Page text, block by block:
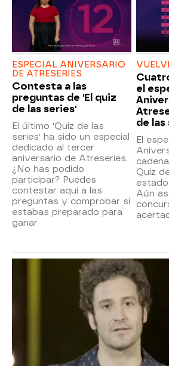
ESPECIAL ANIVERSARIO
DE ATRESERIES
Contesta a las
preguntas de 'El quiz
de las series'
El último 'Quiz de las
series' ha sido un especial
dedicado al tercer
aniversario de Atreseries.
¿No has podido
participar? Puedes
contestar aquí a las
preguntas y comprobar si
estabas preparado para
ganar
el
de las
El
Quiz
Aún